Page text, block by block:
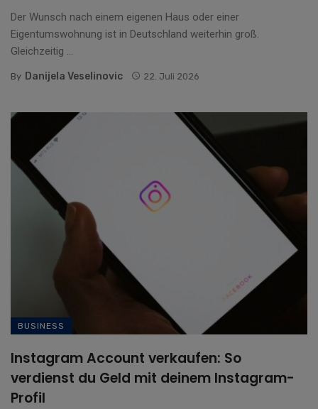
Der Wunsch nach einem eigenen Haus oder einer
Eigentumswohnung ist in Deutschland weiterhin groß.
Gleichzeitig ...
By Danijela Veselinovic 22. Juli 2026
BUSINESS
Instagram Account verkaufen: So
verdienst du Geld mit deinem Instagram-
Profil